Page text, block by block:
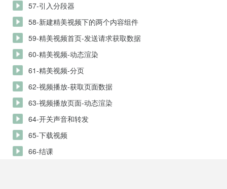
57-引入分段器
58-新建精美视频下的两个内容组件
59-精美视频首页-发送请求获取数据
60-精美视频-动态渲染
61-精美视频-分页
62-视频播放-获取页面数据
63-视频播放页面-动态渲染
64-开关声音和转发
65-下载视频
66-结课